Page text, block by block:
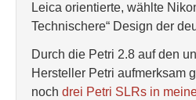
Leica orientierte, wählte
Technischere“ Design der
Durch die Petri 2.8 auf den
Hersteller Petri aufmerksam
noch drei Petri SLRs in